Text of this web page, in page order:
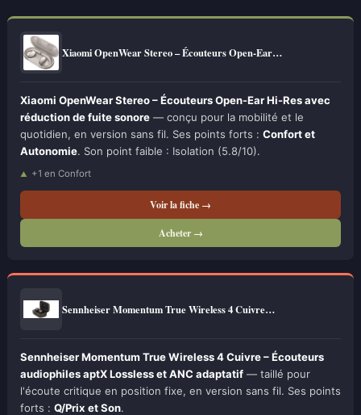
Xiaomi OpenWear Stereo – Écouteurs Open-Ear…
Xiaomi OpenWear Stereo – Écouteurs Open-Ear Hi-Res avec
réduction de fuite sonore — conçu pour la mobilité et le
quotidien, en version sans fil. Ses points forts : Confort et
Autonomie. Son point faible : Isolation (5.8/10).
+1 en Confort
Voir la fiche →
Acheter →
Sennheiser Momentum True Wireless 4 Cuivre…
Sennheiser Momentum True Wireless 4 Cuivre – Écouteurs
audiophiles aptX Lossless et ANC adaptatif — taillé pour
l'écoute critique en position fixe, en version sans fil. Ses points
forts : Q/Prix et Son.